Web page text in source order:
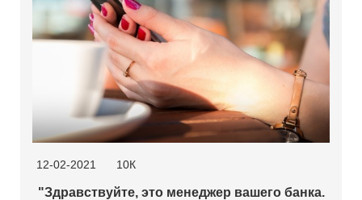
12-02-2021 10К
"Здравствуйте, это менеджер вашего банка.